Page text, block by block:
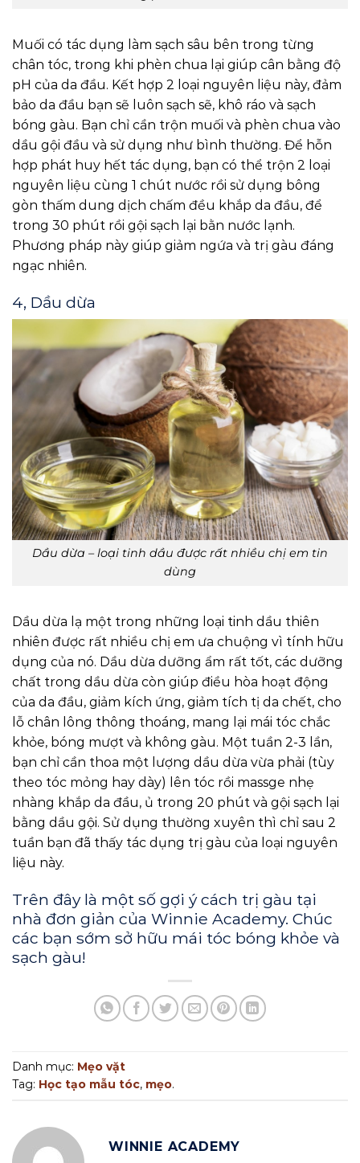
Muối có tác dụng làm sạch sâu bên trong từng
chân tóc, trong khi phèn chua lại giúp cân bằng độ
pH của da đầu. Kết hợp 2 loại nguyên liệu này, đảm
bảo da đầu bạn sẽ luôn sạch sẽ, khô ráo và sạch
bóng gàu. Bạn chỉ cần trộn muối và phèn chua vào
dầu gội đầu và sử dụng như bình thường. Để hỗn
hợp phát huy hết tác dụng, bạn có thể trộn 2 loại
nguyên liệu cùng 1 chút nước rồi sử dụng bông
gòn thấm dung dịch chấm đều khắp da đầu, để
trong 30 phút rồi gội sạch lại bằn nước lạnh.
Phương pháp này giúp giảm ngứa và trị gàu đáng
ngạc nhiên.
4, Dầu dừa
Dầu dừa – loại tinh dầu được rất nhiều chị em tin
dùng
Dầu dừa lạ một trong những loại tinh dầu thiên
nhiên được rất nhiều chị em ưa chuộng vì tính hữu
dụng của nó. Dầu dừa dưỡng ẩm rất tốt, các dưỡng
chất trong dầu dừa còn giúp điều hòa hoạt động
của da đầu, giảm kích ứng, giảm tích tị da chết, cho
lỗ chân lông thông thoáng, mang lại mái tóc chắc
khỏe, bóng mượt và không gàu. Một tuần 2-3 lần,
bạn chỉ cần thoa một lượng dầu dừa vừa phải (tùy
theo tóc mỏng hay dày) lên tóc rồi massge nhẹ
nhàng khắp da đầu, ủ trong 20 phút và gội sạch lại
bằng dầu gội. Sử dụng thường xuyên thì chỉ sau 2
tuần bạn đã thấy tác dụng trị gàu của loại nguyên
liệu này.
Trên đây là một số gợi ý cách trị gàu tại
nhà đơn giản của Winnie Academy. Chúc
các bạn sớm sở hữu mái tóc bóng khỏe và
sạch gàu!
Danh mục: Mẹo vặt
Tag: Học tạo mẫu tóc, mẹo.
WINNIE ACADEMY